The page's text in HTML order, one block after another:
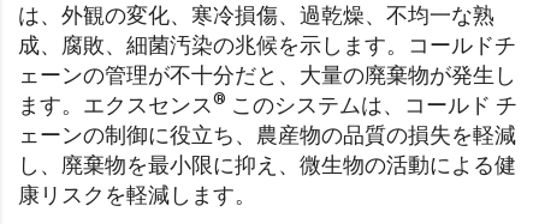
は、外観の変化、寒冷損傷、過乾燥、不均一な熟
成、腐敗、細菌汚染の兆候を示します。コールドチ
ェーンの管理が不十分だと、大量の廃棄物が発生し
ます。エクスセンス® このシステムは、コールド チ
ェーンの制御に役立ち、農産物の品質の損失を軽減
し、廃棄物を最小限に抑え、微生物の活動による健
康リスクを軽減します。